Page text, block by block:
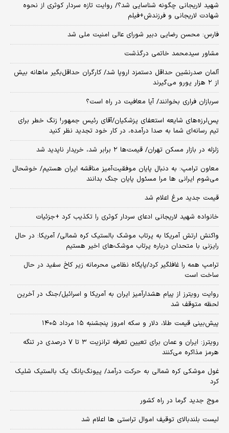
شهید لاریجانی چگونه شناسایی شد؟/ روایت تازه سردار کوثری از نحوه
شهادت لاریجانی و فرزندش+فیلم
فارس: محسن رضایی دبیر شورای عالی امنیت ملی شد
مشاور سیدمحمد خاتمی درگذشت
آلمان صدرنشین حداقل دستمزد اروپا شد/ کارگران حداقل‌بگیر ماهانه بیش
از ۲ هزار یورو می‌گیرند
سربازان فراری بخوانند/ آیا معافیت در راه است؟
پس‌لرزه‌های شایعه استعفای پزشکیان/آقای رئیس جمهور! زنگ خطر برای
تیم رسانه‌ای شما به صدا درآمده، در کار خود تجدید نظر کنید
زلزله در بازار مسکن تهران/ قیمت‌ها ۲ برابر شد، خریدار ناپدید شد
معاون ترامپ: به دنبال پایان موفقیت‌آمیز مناقشه ایران هستیم/ خوشحال
می‌شوم ایرانی ها مرا مسئول پایان جنگ بدانند
قیمت جدید مرغ اعلام شد
خانواده شهید لاریجانی ادعای سردار کوثری را تکذیب کرد +جزئیات
واکنش ارتش آمریکا به پرتاب موشک بالستیک کره شمالی/ آمریکا: در حال
رایزنی با متحدان درباره پرتاب موشک‌های اخیر هستیم
ترامپ همه را غافلگیر کرد/پایگاه نظامی محرمانه زیر کاخ سفید در حال
ساخت است
روایت رویترز از پیام هشدارآمیز ایران به آمریکا و اسرائیل/جنگ در آخرین
لحظه متوقف شد
پیش‌بینی قیمت طلا، دلار و سکه امروز پنجشنبه ۱۵ مرداد ۱۴۰۵
رویترز: ایران و عمان برای تعیین تعرفه ترانزیت ۳ تا ۷ درصدی در تنگه
هرمز مذاکره می‌کنند
غول موشکی کره شمالی به حرکت درآمد/ پیونگ‌یانگ یک بالستیک شلیک
کرد
موج جدید گرما در راه کشور
لیست بلندبالای توقیف اموال تراستی ها اعلام شد